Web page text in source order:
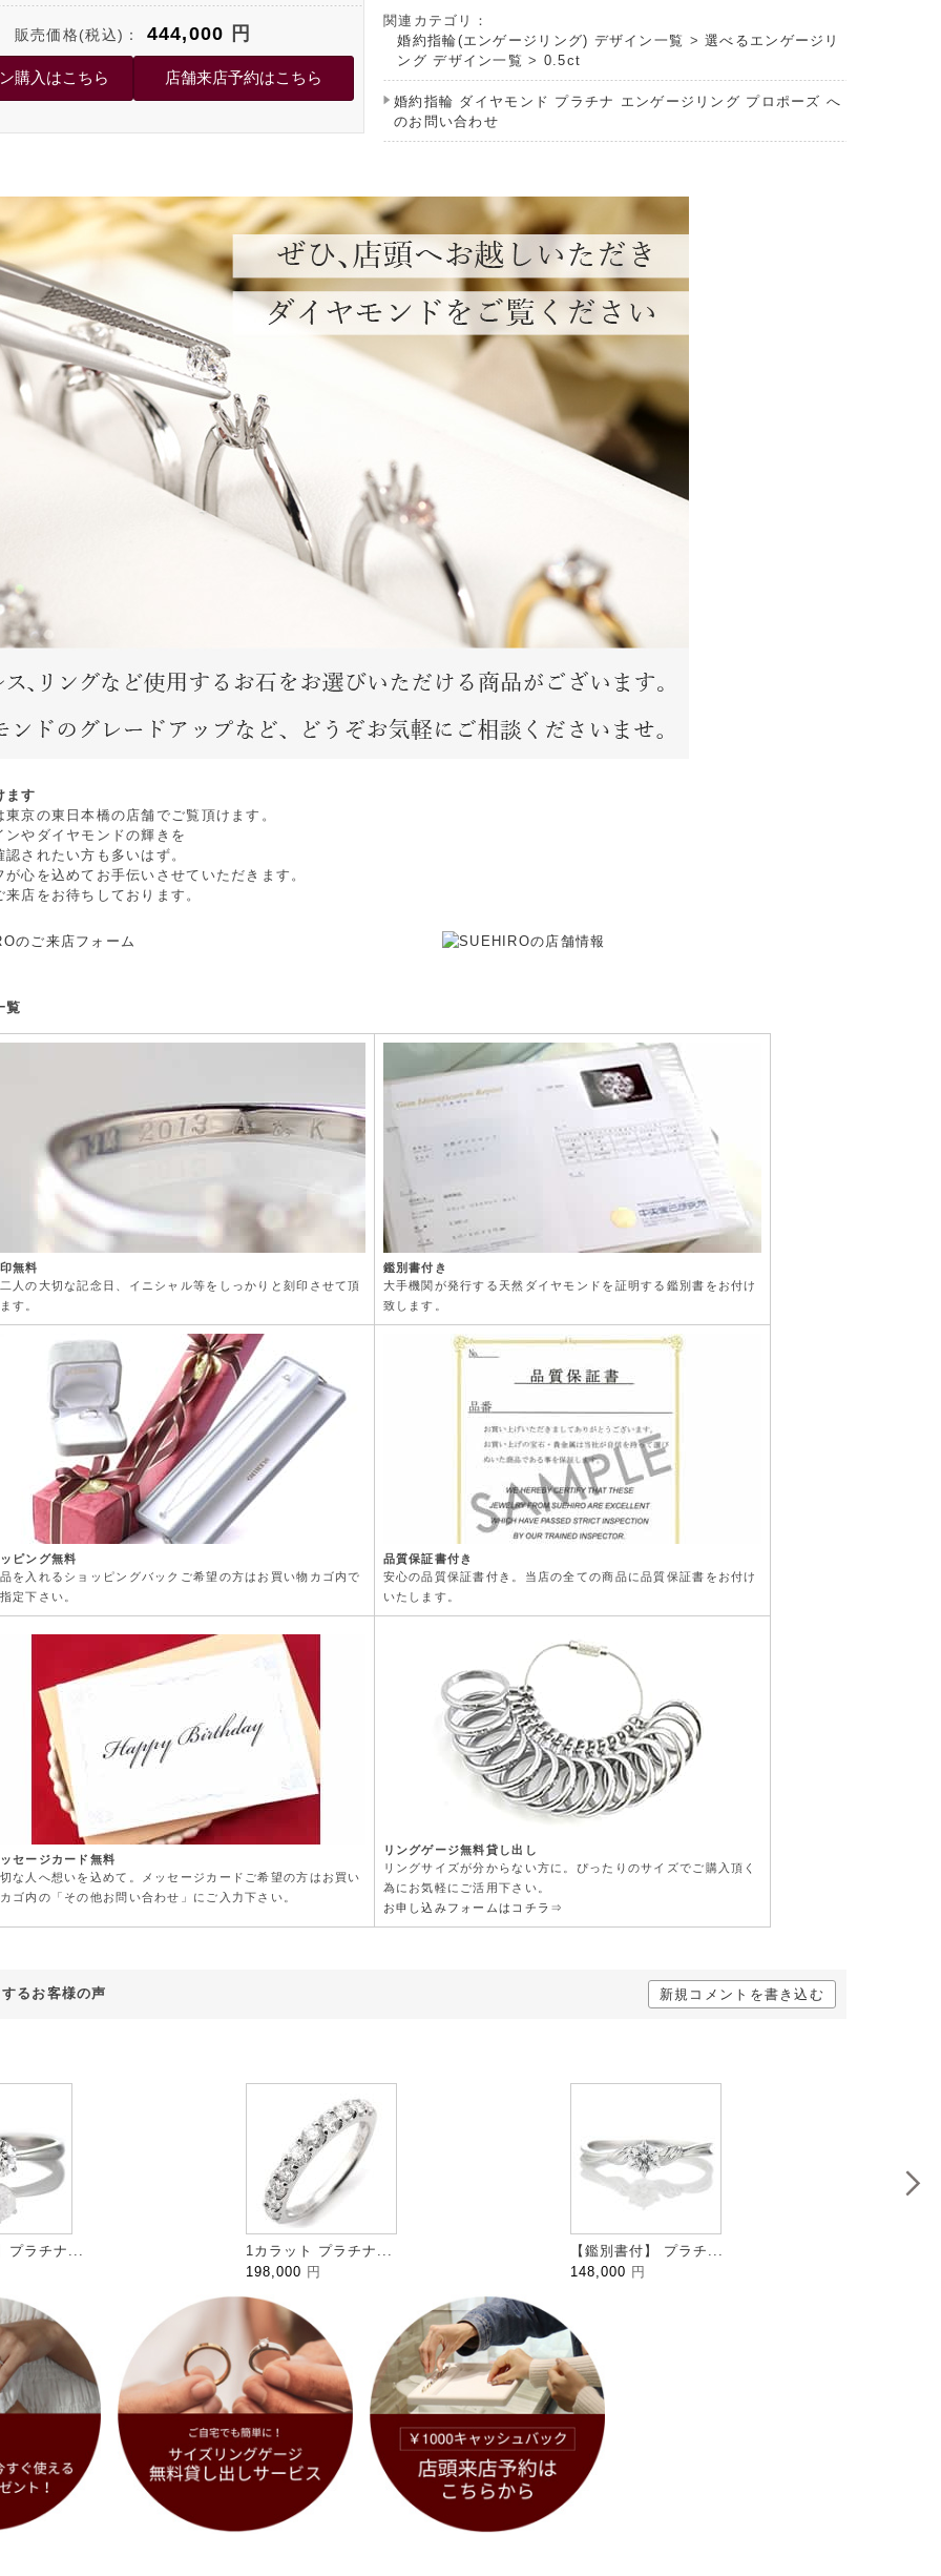
販売価格(税込)： 444,000 円
関連カテゴリ：
婚約指輪(エンゲージリング) デザイン一覧 >選べるエンゲージリ
ング デザイン一覧 > 0.5ct
婚約指輪 ダイヤモンド プラチナ エンゲージリング プロポーズ へ
のお問い合わせ
ます
東京の東日本橋の店舗でご覧頂けます。
ンやダイヤモンドの輝きを
されたい方も多いはず。
心を込めてお手伝いさせていただきます。
店をお待ちしております。
覧
無料
人の大切な記念日、イニシャル等をしっかりと刻印させて頂
す。
鑑別書付き
大手機関が発行する天然ダイヤモンドを証明する鑑別書をお付け
致します。
ピング無料
を入れるショッピングバックご希望の方はお買い物カゴ内で
定下さい。
品質保証書付き
安心の品質保証書付き。当店の全ての商品に品質保証書をお付け
いたします。
セージカード無料
な人へ想いを込めて。メッセージカードご希望の方はお買い
ゴ内の「その他お問い合わせ」にご入力下さい。
リングゲージ無料貸し出し
リングサイズが分からない方に。ぴったりのサイズでご購入頂く
為にお気軽にご活用下さい。
お申し込みフォームはコチラ⇒
るお客様の声 新規コメントを書き込む
プラチナ...
1カラット プラチナ...
198,000 円
【鑑別書付】 プラチ...
148,000 円